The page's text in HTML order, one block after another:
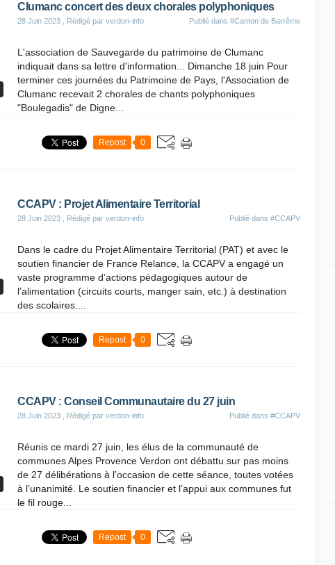
Clumanc concert des deux chorales polyphoniques
28 Juin 2023 , Rédigé par verdon-info Publié dans #Canton de Barrême
L'association de Sauvegarde du patrimoine de Clumanc
indiquait dans sa lettre d'information... Dimanche 18 juin Pour
terminer ces journées du Patrimoine de Pays, l'Association de
Clumanc recevait 2 chorales de chants polyphoniques
"Boulegadis" de Digne...
Repost 0
CCAPV : Projet Alimentaire Territorial
28 Juin 2023 , Rédigé par verdon-info Publié dans #CCAPV
Dans le cadre du Projet Alimentaire Territorial (PAT) et avec le
soutien financier de France Relance, la CCAPV a engagé un
vaste programme d’actions pédagogiques autour de
l’alimentation (circuits courts, manger sain, etc.) à destination
des scolaires....
Repost 0
CCAPV : Conseil Communautaire du 27 juin
28 Juin 2023 , Rédigé par verdon-info Publié dans #CCAPV
Réunis ce mardi 27 juin, les élus de la communauté de
communes Alpes Provence Verdon ont débattu sur pas moins
de 27 délibérations à l’occasion de cette séance, toutes votées
à l’unanimité. Le soutien financier et l’appui aux communes fut
le fil rouge...
Repost 0